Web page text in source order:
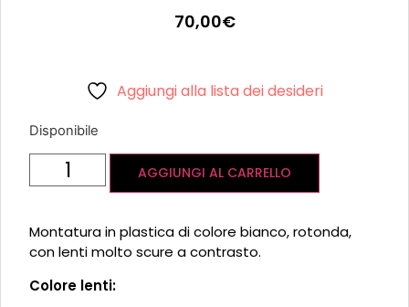
70,00€
Aggiungi alla lista dei desideri
Disponibile
AGGIUNGI AL CARRELLO
Montatura in plastica di colore bianco, rotonda,
con lenti molto scure a contrasto.
Colore lenti: